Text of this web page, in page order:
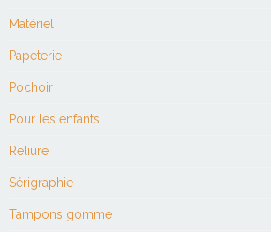
Matériel
Papeterie
Pochoir
Pour les enfants
Reliure
Sérigraphie
Tampons gomme